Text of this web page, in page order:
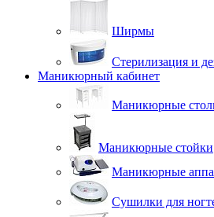
Ширмы
Стерилизация и
Маникюрный кабинет
Маникюрные
Маникюрные стойки
Маникюрные
Сушилки для